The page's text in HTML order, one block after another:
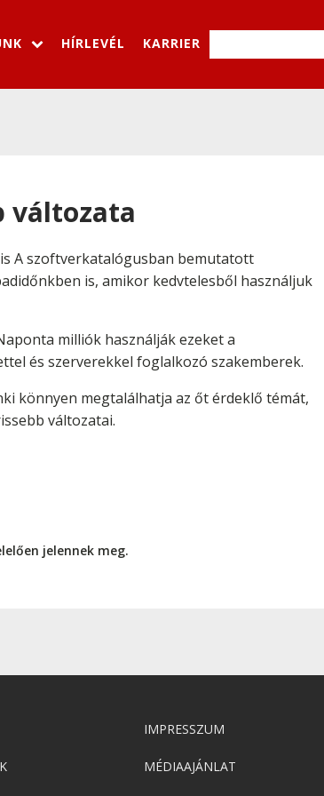
HÍRLEVÉL KARRIER
változata
A szoftverkatalógusban bemutatott
is, amikor kedvtelesből használjuk
milliók használják ezeket a
és szerverekkel foglalkozó szakemberek.
könnyen megtalálhatja az őt érdeklő témát,
változatai.
jelennek meg.
IMPRESSZUM
MÉDIAAJÁNLAT